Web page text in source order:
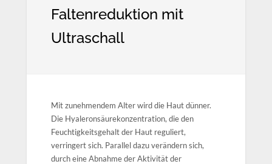
Faltenreduktion mit
Ultraschall
Mit zunehmendem Alter wird die Haut dünner.
Die Hyaleronsäurekonzentration, die den
Feuchtigkeitsgehalt der Haut reguliert,
verringert sich. Parallel dazu verändern sich,
durch eine Abnahme der Aktivität der